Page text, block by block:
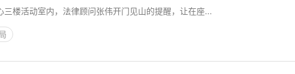
楼活动室内，法律顾问张伟开门见山的提醒，让在座...